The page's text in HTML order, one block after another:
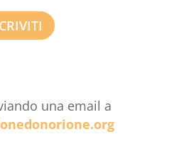
una email a